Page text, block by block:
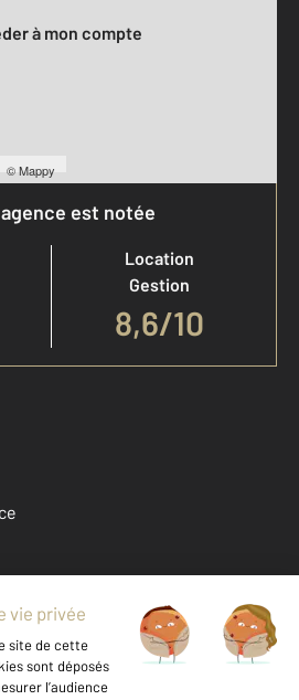
©Mappy
à mon compte
est notée
Location
Gestion
8,6/10